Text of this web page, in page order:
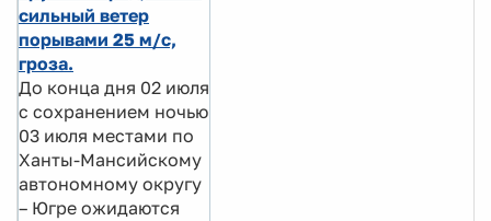
сильный ветер
порывами 25 м/с,
гроза.
До конца дня 02 июля
с сохранением ночью
03 июля местами по
Ханты-Мансийскому
автономному округу
– Югре ожидаются